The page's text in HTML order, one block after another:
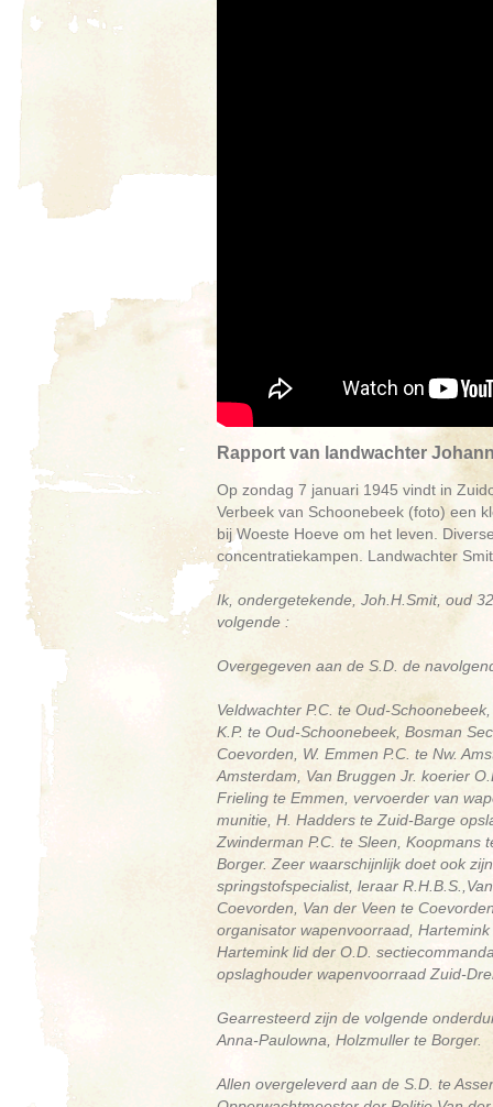
Rapport van landwachter
Op zondag 7 januari 1945 vindt in
Verbeek van Schoonebeek (foto) een
bij Woeste Hoeve om het leven.
concentratiekampen. Landwachter
Ik, ondergetekende, Joh.H.Smit, oud
volgende :
Overgegeven aan de S.D. de
Veldwachter P.C. te Oud-
K.P. te Oud-Schoonebeek, Bosman
Coevorden, W. Emmen P.C. te Nw.
Amsterdam, Van Bruggen Jr. koerier
Frieling te Emmen, vervoerder van
munitie, H. Hadders te Zuid-Barge
Zwinderman P.C. te Sleen, Koopmans
Borger. Zeer waarschijnlijk doet ook
springstofspecialist, leraar
Coevorden, Van der Veen te
organisator wapenvoorraad,
Hartemink lid der O.D.
opslaghouder wapenvoorraad Zuid-
Gearresteerd zijn de volgende
Anna-Paulowna, Holzmuller te Borger.
Allen overgeleverd aan de S.D. te